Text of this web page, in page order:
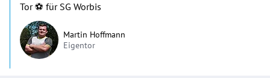
Tor ⚽️ für SG Worbis
Martin Hoffmann
Eigentor